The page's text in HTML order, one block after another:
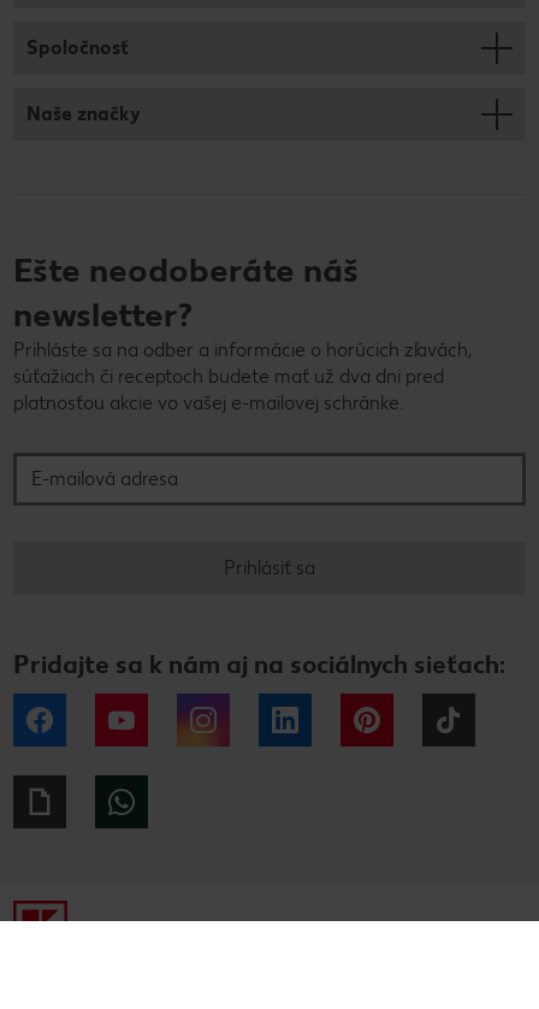
Spoločnosť
Naše značky
Ešte neodoberáte náš
newsletter?
Prihláste sa na odber a informácie o horúcich zľavách,
súťažiach či receptoch budete mať už dva dni pred
platnosťou akcie vo vašej e-mailovej schránke.
Prihlásiť sa
Pridajte sa k nám aj na sociálnych sieťach:
Facebook YouTube Instagram LinkedIn Pinterest
Giphy